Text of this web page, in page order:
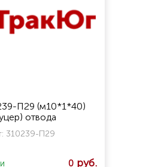
П29 (м10*1*40)
отвода
310239-П29
0